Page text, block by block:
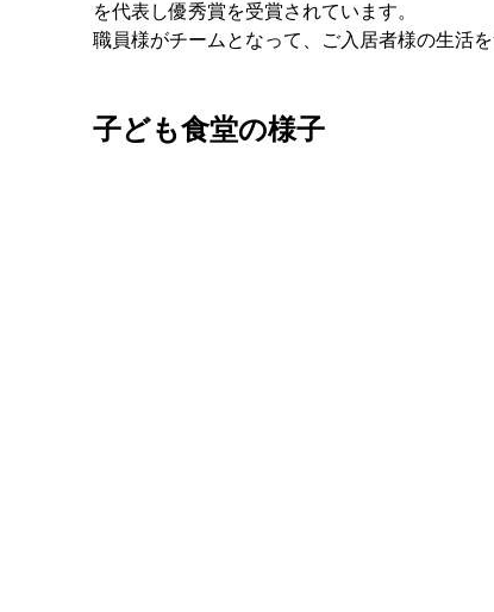
を代表し優秀賞を受賞されています。
職員様がチームとなって、ご入居者様の生活
子ども食堂の様子